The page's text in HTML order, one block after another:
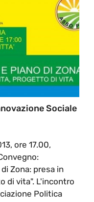
Sociale
ore 17.00,
Zona: presa in
di vita". L'incontro
Politica